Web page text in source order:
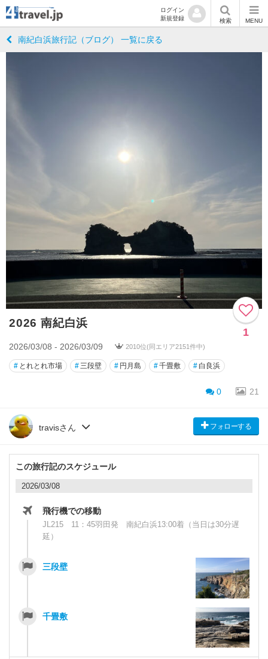
ログイン
新規登録
検索 MENU
南紀白浜旅行記（ブログ） 一覧に戻る
2026 南紀白浜
1
2026/03/08 - 2026/03/09 2010位(同エリア2151件中)
# とれとれ市場 #三段壁 # 円月島 #千畳敷 # 白良浜
0 21
travisさん フォローする
この旅行記のスケジュール
2026/03/08
飛行機での移動
JL215 11：45羽田発 南紀白浜13:00着（当日は30分遅
延）
三段壁
千畳敷